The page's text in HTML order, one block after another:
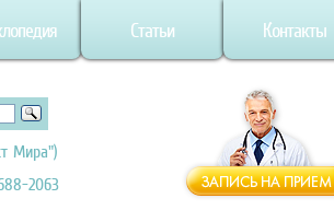
Статьи Контакты
Мира")
2063